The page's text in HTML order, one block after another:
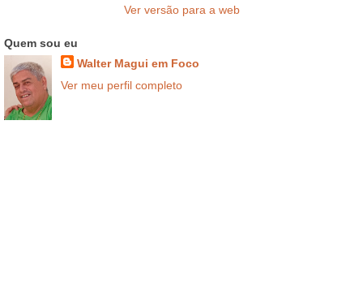
Ver versão para a web
Quem sou eu
Walter Magui em Foco
Ver meu perfil completo